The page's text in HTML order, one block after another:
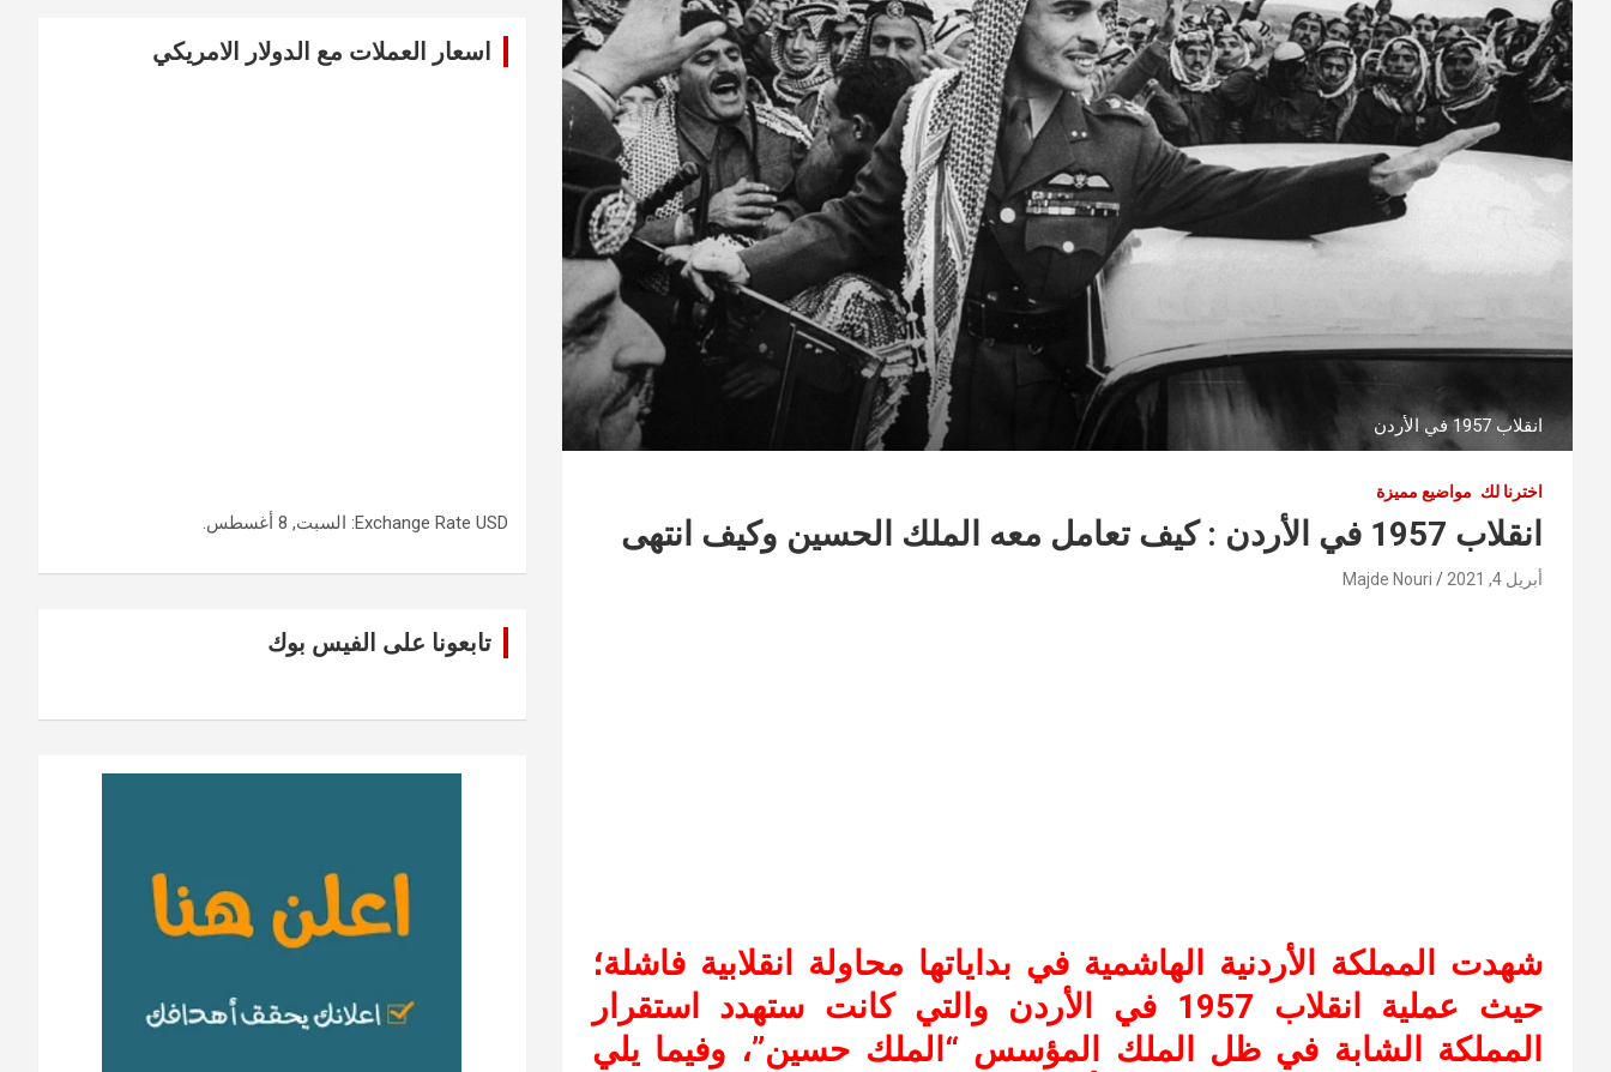
انقلاب 1957 في الأردن
اخترنا لك مواضيع مميزة
انقلاب 1957 في الأردن : كيف تعامل معه الملك الحسين وكيف انتهى
أبريل 4, 2021 Majde Nouri
شهدت المملكة الأردنية الهاشمية في بداياتها محاولة انقلابية فاشلة؛
حيث عملية انقلاب 1957 في الأردن والتي كانت ستهدد استقرار
المملكة الشابة في ظل الملك المؤسس “الملك حسين”، وفيما يلي
اسعار العملات مع الدولار الامريكي
Exchange Rate USD : السبت, 8 أغسطس.
تابعونا على الفيس بوك